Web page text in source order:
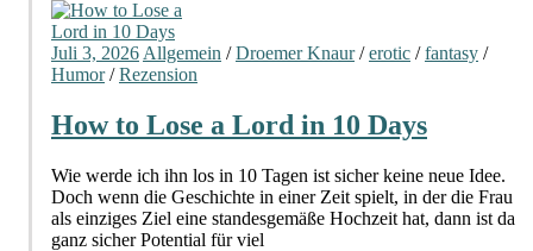
Juli 3, 2026 Allgemein /Droemer Knaur/erotic /fantasy /
Humor/Rezension
How to Lose a Lord in 10 Days
Wie werde ich ihn los in 10 Tagen ist sicher keine neue Idee.
Doch wenn die Geschichte in einer Zeit spielt, in der die Frau
als einziges Ziel eine standesgemäße Hochzeit hat, dann ist da
ganz sicher Potential für viel